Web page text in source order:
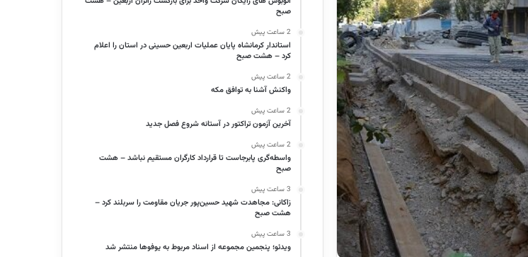
صبح
2 ساعت پیش
استاندار کرمانشاه پایان عملیات اربعین حسینی در استان را اعلام
کرد – هشت صبح
2 ساعت پیش
واکنش آشنا به توافق مکه
2 ساعت پیش
آخرین آزمون تراکتور در آستانه شروع فصل جدید
2 ساعت پیش
واسطه‌گری پابرجاست تا قرارداد کارگران مستقیم نباشد – هشت
صبح
3 ساعت پیش
زاکانی: مجاهدت شهید حسین‌پور جریان مقاومت را سربلند کرد –
هشت صبح
3 ساعت پیش
ویدئو؛ پنجمین مجموعه از اسناد مربوط به یوفوها منتشر شد